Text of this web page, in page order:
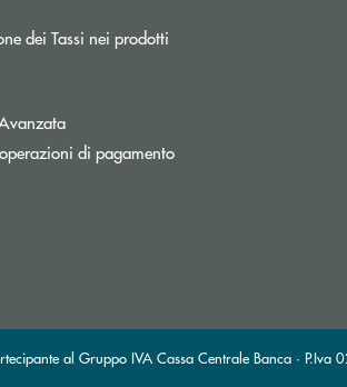
dei Tassi nei prodotti
di pagamento
al Gruppo IVA Cassa Centrale Banca ·